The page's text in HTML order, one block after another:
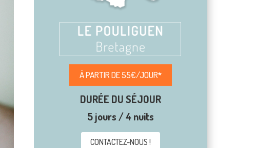
À PARTIR DE 55€/JOUR*
DURÉE DU SÉJOUR
5 jours / 4 nuits
CONTACTEZ-NOUS !